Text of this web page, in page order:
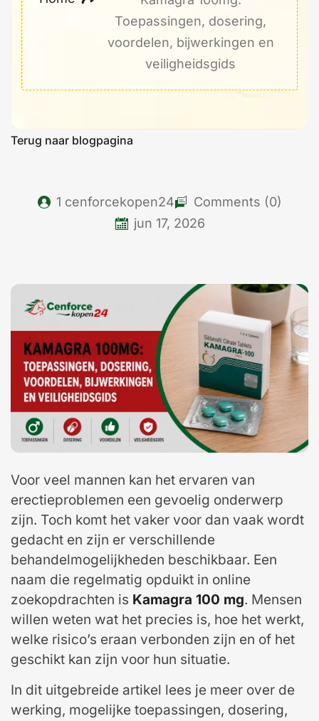
Toepassingen, dosering,
voordelen, bijwerkingen en
veiligheidsgids
Terug naar blogpagina
1 cenforcekopen24
Comments (0)
jun 17, 2026
Voor veel mannen kan het ervaren van
erectieproblemen een gevoelig onderwerp
zijn. Toch komt het vaker voor dan vaak wordt
gedacht en zijn er verschillende
behandelmogelijkheden beschikbaar. Een
naam die regelmatig opduikt in online
zoekopdrachten is Kamagra 100 mg. Mensen
willen weten wat het precies is, hoe het werkt,
welke risico’s eraan verbonden zijn en of het
geschikt kan zijn voor hun situatie.
In dit uitgebreide artikel lees je meer over de
werking, mogelijke toepassingen, dosering,